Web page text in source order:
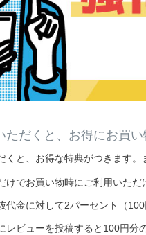
ただくと、お得にお買い
くと、お得な特典がつきます。
けでお買い物時にご利用いた
代金に対して2パーセント（
レビューを投稿すると100円分